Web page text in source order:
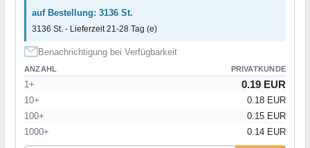
auf Bestellung: 3136 St.
3136 St. - Lieferzeit 21-28 Tag (e)
Benachrichtigung bei Verfügbarkeit
ANZAHL PRIVATKUNDE
1+ 0.19 EUR
10+
0.18 EUR
100+
0.15 EUR
1000+
0.14 EUR